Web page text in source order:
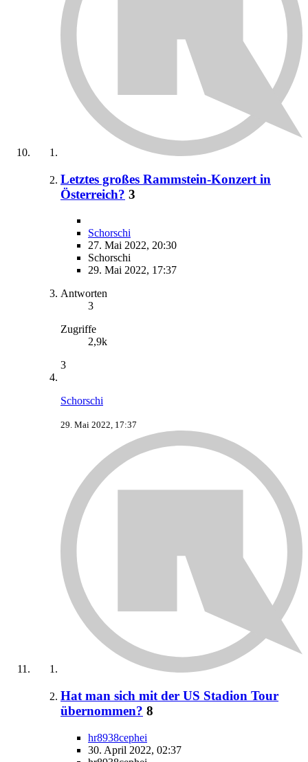
Letztes großes Rammstein-Konzert in
Österreich? 3
Schorschi
27. Mai 2022, 20:30
Schorschi
29. Mai 2022, 17:37
Antworten
3
Zugriffe
2,9k
3
Schorschi
29. Mai 2022, 17:37
Hat man sich mit der US Stadion Tour
übernommen? 8
hr8938cephei
30. April 2022, 02:37